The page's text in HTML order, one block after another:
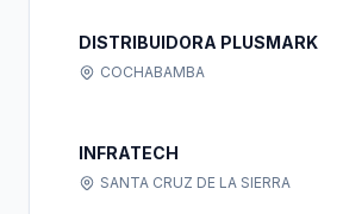
DISTRIBUIDORA PLUSMARK
COCHABAMBA
INFRATECH
SANTA CRUZ DE LA SIERRA